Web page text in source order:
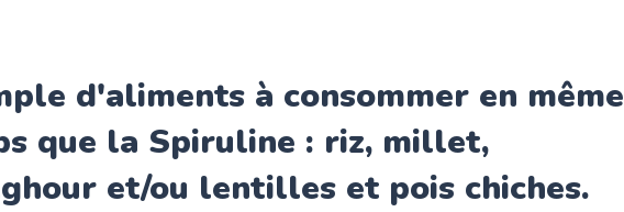
d'aliments à consommer en même
que la Spiruline : riz, millet,
et/ou lentilles et pois chiches.